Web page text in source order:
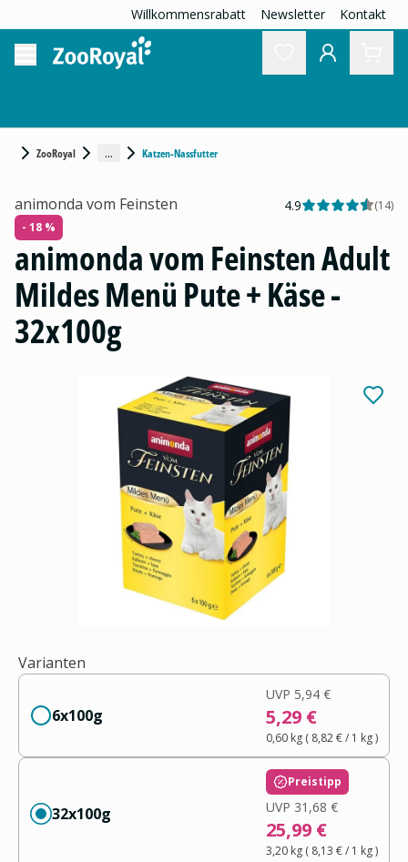
Willkommensrabatt Newsletter Kontakt
ZooRoyal ... Katzen-Nassfutter
animonda vom Feinsten 4.9 (14)
- 18 %
animonda vom Feinsten Adult
Mildes Menü Pute + Käse -
32x100g
Varianten
6x100g
UVP 5,94 €
5,29 €
0,60 kg( 8,82 €/ 1 kg)
32x100g
Preistipp
UVP 31,68 €
25,99 €
3,20 kg( 8,13 €/ 1 kg)